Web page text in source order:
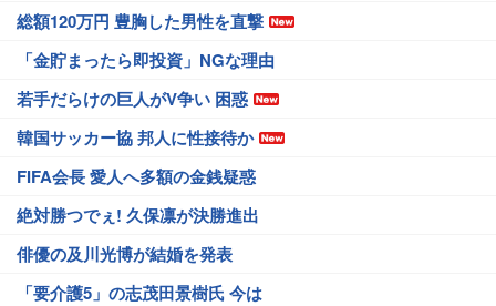
総額120万円 豊胸した男性を直撃
「金貯まったら即投資」NGな理由
若手だらけの巨人がV争い 困惑
韓国サッカー協 邦人に性接待か
FIFA会長 愛人へ多額の金銭疑惑
絶対勝つでぇ! 久保凛が決勝進出
俳優の及川光博が結婚を発表
「要介護5」の志茂田景樹氏 今は